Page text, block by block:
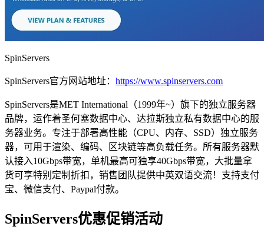
SpinServers
SpinServers官方网站地址： https://www.spinservers.com
SpinServers是MET International（1999年~）旗下的独立服务器
品牌，运作着圣何塞数据中心、达拉斯独立私有数据中心的服
务器业务。专注于部署高性能（CPU、内存、SSD）独立服务
器，可用于渲染、编码、区块链等高负载任务。所有服务器默
认接入10Gbps带宽，单机最高可独享40Gbps带宽，大批量拿
货可享特别定制折扣，销售团队提供中英双语交流！支持支付
宝、微信支付、Paypal付款。
SpinServers优惠促销活动